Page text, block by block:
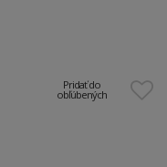
Pridať do
obľúbených